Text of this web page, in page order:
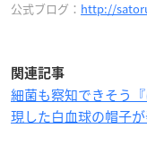
公式ブログ： http://
関連記事
細菌も察知できそう
現した白血球の帽子が